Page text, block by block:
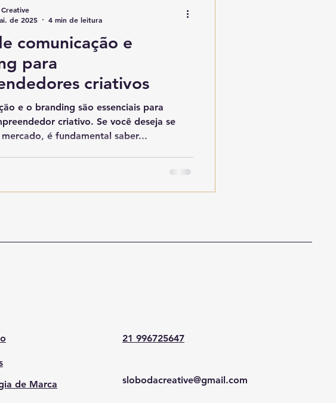
comunicação e
para
criativos
e o branding são essenciais para
criativo. Se você deseja se
é fundamental saber...
de 2025
4 min de leitura
21 996725647
de Marca
slobodacreative@gmail.com